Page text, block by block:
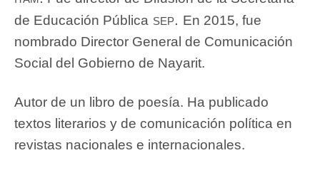
de Educación Pública sep. En 2015, fue
nombrado Director General de Comunicación
Social del Gobierno de Nayarit.
Autor de un libro de poesía. Ha publicado
textos literarios y de comunicación política en
revistas nacionales e internacionales.